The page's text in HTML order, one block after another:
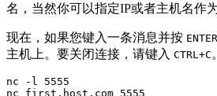
名，当然你可以指定IP或者主机名作为
现在，如果您键入一条消息并按 ENTER
主机上。要关闭连接，请键入 CTRL+C 。
nc -l 5555
nc first.host.com 5555